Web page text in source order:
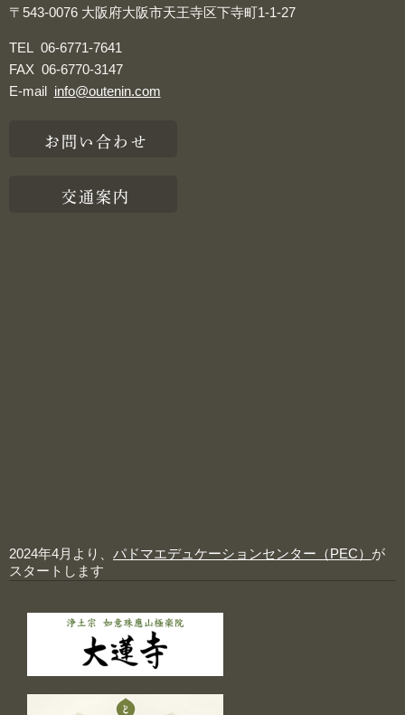
〒543-0076 大阪府大阪市天王寺区下寺町1-1-27
TEL 06-6771-7641
FAX 06-6770-3147
E-mail info@outenin.com
お問い合わせ
交通案内
2024年4月より、 パドマエデュケーションセンター（PEC） が
スタートします